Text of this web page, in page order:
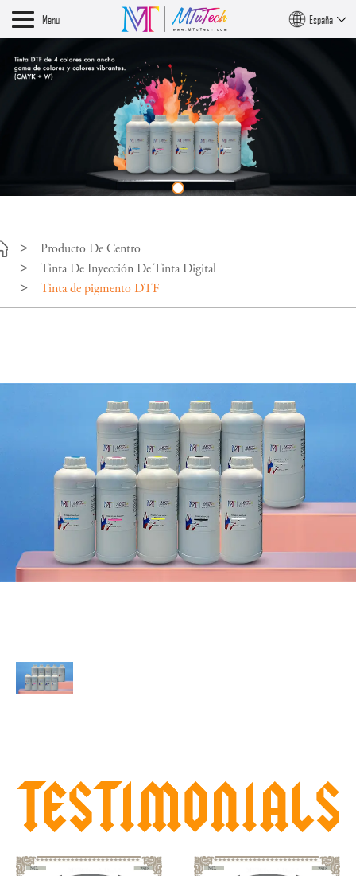
Menu España
Producto De Centro
Tinta De Inyección De Tinta Digital
Tinta de pigmento DTF